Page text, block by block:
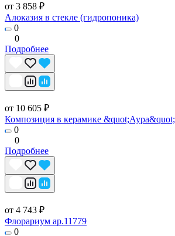
от 3 858 ₽
Алоказия в стекле (гидропоника)
0
0
Подробнее
от 10 605 ₽
Композиция в керамике &quot;Аура&quot;
0
0
Подробнее
от 4 743 ₽
Флорариум ар.11779
0